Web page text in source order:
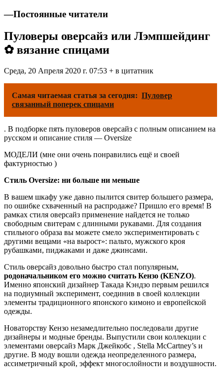
—Постоянные читатели
Пуловеры оверсайз или Лэмпшейдинг
✿ вязание спицами
Среда, 20 Апреля 2020 г. 07:53 + в цитатник
Самая читаемая статья за сегодня: Пуловер
связанный поперек спицами
. В подборке пять пуловеров оверсайз с полным описанием на
русском и описание стиля — Oversize
МОДЕЛИ (мне они очень понравились ещё и своей
фактурностью )
Стиль Oversize: ни больше ни меньше
В вашем шкафу уже давно пылится свитер большего размера,
по ошибке схваченный на распродаже? Пришло его время! В
рамках стиля оверсайз применение найдется не только
свободным свитерам с длинными рукавами. Для создания
стильного образа вы можете смело экспериментировать с
другими вещами «на вырост»: пальто, мужского кроя
рубашками, пиджаками и даже джинсами.
Cтиль оверсайз довольно быстро стал популярным,
родоначальником его можно считать Кензо (KENZO).
Именно японский дизайнер Такада Кэндзо первым решился
на подиумный эксперимент, соединив в своей коллекции
элементы традиционного японского кимоно и европейской
одежды.
Новаторству Кензо незамедлительно последовали другие
дизайнеры и модные бренды. Выпустили свои коллекции с
элементами оверсайз Марк Джейкобс , Stella McCartney’s и
другие. В моду вошли одежда неопределенного размера,
ассиметричный крой, эффект многослойности и воздушности.